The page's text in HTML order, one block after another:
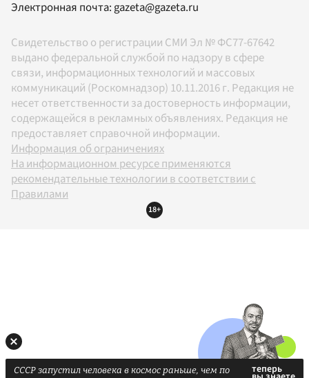
Электронная почта:gazeta@gazeta.ru
Свидетельство о регистрации СМИ Эл № ФС77-67642
выдано федеральной службой по надзору в сфере
связи, информационных технологий и массовых
коммуникаций (Роскомнадзор) 10.11.2016 г. Редакция не
несет ответственности за достоверность информации,
содержащейся в рекламных объявлениях. Редакция не
предоставляет справочной информации.
Информация об ограничениях
На информационном ресурсе применяются
рекомендательные технологии в соответствии с
Правилами
18+
СССР запустил человека в космос раньше, чем по